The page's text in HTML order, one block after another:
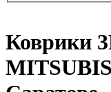
Коврики